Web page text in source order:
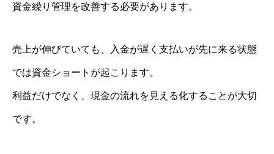
資金繰り管理を改善する必要があります。
売上が伸びていても、入金が遅く支払いが先に来る状態
では資金ショートが起こります。
利益だけでなく、現金の流れを見える化することが大切
です。